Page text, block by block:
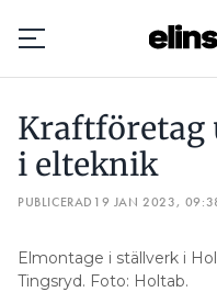
Prenumerera
Hantera
Lediga jobb
i elteknik
PUBLICERAD 19 JAN 2023,
Elmontage i ställverk i
Tingsryd. Foto: Holtab.
KRAFTFÖRETAG